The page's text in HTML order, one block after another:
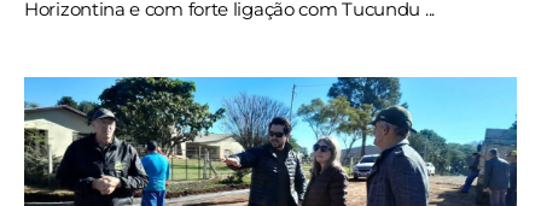
Horizontina e com forte ligação com Tucundu ...